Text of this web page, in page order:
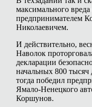
максимального
предпринимателем
Николаевичем.
И действительно,
Наволок
декларации
начальных 800 тысяч
тогда победил
Ямало-Ненецкого
Коршунов.